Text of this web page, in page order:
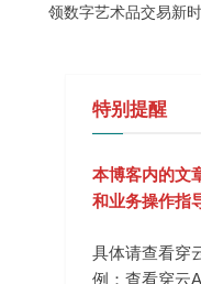
领数字艺术品交易新
特别提醒
本博客内的文
和业务操作指
具体请查看穿
例： 查看穿云